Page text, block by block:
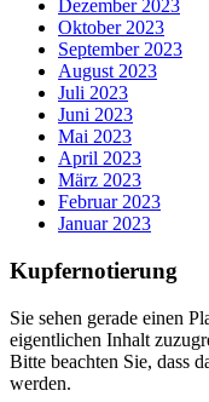
Dezember 2023
Oktober 2023
September 2023
August 2023
Juli 2023
Juni 2023
Mai 2023
April 2023
März 2023
Februar 2023
Januar 2023
Kupfernotierung
Sie sehen gerade einen
eigentlichen Inhalt
Bitte beachten Sie, dass
werden.